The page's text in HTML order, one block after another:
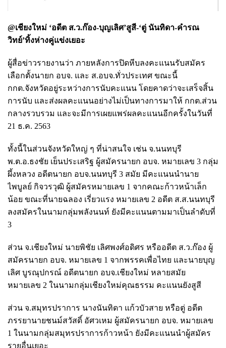
@เชียงใหม่ ‘อดีต ส.ว.ก๊อง-บุญเลิศ’สูสี-‘ตู่ นันทิดา-คำรณ
วิทย์’ทิ้งห่างคู่แข่งเยอะ
ผู้สื่อข่าวรายงานว่า ภายหลังการปิดหีบลงคะแนนรับสมัคร
เลือกตั้งนายก อบจ. และ ส.อบจ.ทั่วประเทศ ขณะนี้
กกต.จังหวัดอยู่ระหว่างการนับคะแนน โดยคาดว่าจะเสร็จสิ้น
การนับ และส่งผลคะแนนอย่างไม่เป็นทางการมาให้ กกต.ส่วน
กลางรวบรวม และจะมีการเผยแพร่ผลคะแนนอีกครั้งในวันที่
21 ธ.ค. 2563
ทั้งนี้ในส่วนจังหวัดใหญ่ ๆ ที่น่าสนใจ เช่น จ.นนทบุรี
พ.ต.อ.ธงชัย เย็นประเสริฐ ผู้สมัครนายก อบจ. หมายเลข 3 กลุ่ม
ผึ้งหลวง อดีตนายก อบจ.นนทบุรี 3 สมัย มีคะแนนนำนาย
ไพบูลย์ กิจวรวุฒิ ผู้สมัครหมายเลข 1 จากคณะก้าวหน้าเล็ก
น้อย ขณะที่นายฉลอง เรี่ยวแรง หมายเลข 2 อดีต ส.ส.นนทบุรี
ลงสมัครในนามกลุ่มพลังนนท์ ยังมีคะแนนตามมาเป็นลำดับที่
3
ส่วน จ.เชียงใหม่ นายพิชัย เลิศพงศ์อดิศร หรืออดีต ส.ว.ก๊อง ผู้
สมัครนายก อบจ. หมายเลข 1 จากพรรคเพื่อไทย และนายบุญ
เลิศ บูรณุปกรณ์ อดีตนายก อบจ.เชียงใหม่ หลายสมัย
หมายเลข 2 ในนามกลุ่มเชียงใหม่คุณธรรม คะแนนยังสูสี
ส่วน จ.สมุทรปราการ นางนันทิดา แก้วบัวสาย หรือตู่ อดีต
ภรรยานายชนม์สวัสดิ์ อัศวเหม ผู้สมัครนายก อบจ. หมายเลข
1 ในนามกลุ่มสมุทรปราการก้าวหน้า ยังมีคะแนนนำผู้สมัคร
รายอื่นเยอะ